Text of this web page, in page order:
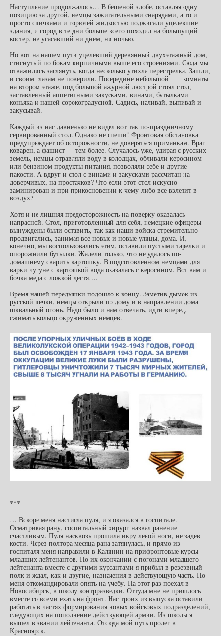
Наступление продолжалось… В бешеной злобе, оставляя одну
позицию за другой, немцы зажигательными снарядами, а то и
просто спичками и горючей жидкостью поджигали уцелевшие
здания, и город в те дни больше всего походил на большущий
костер, не угасавший ни днем, ни ночью.
Но вот на нашем пути уцелевший деревянный двухэтажный дом,
стиснутый по бокам кирпичными выше его строениями. Сюда мы
отважились заглянуть, когда несколько утихла перестрелка. Зашли,
и своим глазам не поверили. Посередине небольшой комнаты
на втором этаже, под большой ажурной люстрой стоял стол,
заставленный аппетитными закусками, винами, бутылками
коньяка и нашей сорокоградусной. Садись, наливай, выпивай и
закусывай.
Каждый из нас давненько не видел вот так по-праздничному
сервированный стол. Однако не спеши! Фронтовая обстановка
предупреждает об осторожности, не доверяться приманкам. Враг
коварен, а фашист — тем более. Случалось уже, удирая с русских
земель, немцы отравляли воду в колодцах, обливали керосином
или бензином продукты питания, позволяли себе и другие
пакости. А вдруг и стол с винами и закусками рассчитан на
доверчивых, на простачков? Что если этот стол искусно
заминирован и при прикосновении к чему-либо все взлетит в
воздух?
Хотя и не лишняя предосторожность на поверку оказалась
напрасной. Стол, приготовленный для себя, немецкие офицеры
вынуждены были оставить, так как наши войска стремительно
продвигались, занимая все новые и новые улицы, дома. И,
конечно, мы воспользовались этим, оставили пустыми тарелки и
опорожнили бутылки. Жалели только, что не удалось по-
домашнему сварить картошку. В подготовленном немцами для
варки чугуне с картошкой вода оказалась с керосином. Вот вам и
бочка меда с ложкой дегтя….
Время нашей передышки подошло к концу. Заметив дымок из
русской печки, немцы открыли по дому и в направлении дома
шквальный огонь. Надо было и нам отвечать, идти вперед,
сжимать кольцо окруженных немцев.
***
… Вскоре меня настигла пуля, и я оказался в госпитале.
Осматривая рану, госпитальный хирург назвал ранение
счастливым. Пуля насквозь прошила икру левой ноги, не задев
кости. Через полтора месяца рана затянулась, и прямо из
госпиталя меня направили в Калинин на прифронтовые курсы
младших лейтенантов. По их окончании с погонами младшего
лейтенанта вместе с другими курсантами я прибыл в резервный
полк и ждал, как и другие, назначения в действующую часть. Но
меня откомандировали опять на учебу. На этот раз поехал в
Новосибирск, в школу контрразведки. Оттуда мне не пришлось
вместе со всеми ехать на фронт. Нас троих из выпуска оставили
работать в частях формирования новых войсковых подразделений,
следующих на пополнение действующей армии. Из школы я
вышел в звании лейтенанта. Отсюда мой путь пролег в
Красноярск.